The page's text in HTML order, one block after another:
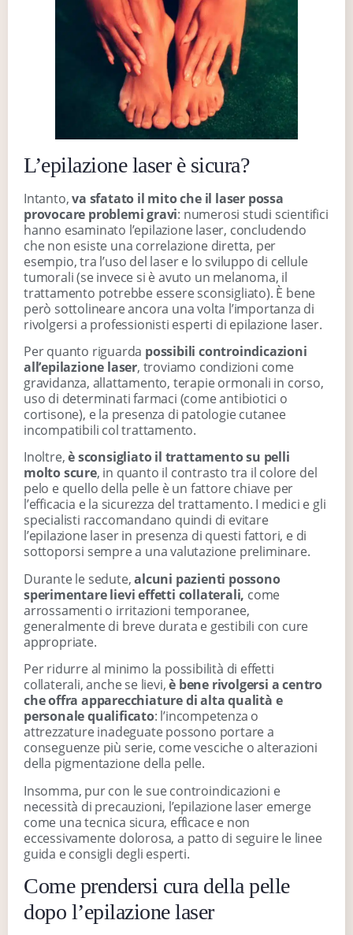
L’epilazione laser è sicura?
Intanto,va sfatato il mito che il laser possa
provocare problemi gravi: numerosi studi scientifici
hanno esaminato l’epilazione laser, concludendo
che non esiste una correlazione diretta, per
esempio, tra l’uso del laser e lo sviluppo di cellule
tumorali (se invece si è avuto un melanoma, il
trattamento potrebbe essere sconsigliato). È bene
però sottolineare ancora una volta l’importanza di
rivolgersi a professionisti esperti di epilazione laser.
Per quanto riguarda possibili controindicazioni
all’epilazione laser, troviamo condizioni come
gravidanza, allattamento, terapie ormonali in corso,
uso di determinati farmaci (come antibiotici o
cortisone), e la presenza di patologie cutanee
incompatibili col trattamento.
Inoltre,è sconsigliato il trattamento su pelli
molto scure, in quanto il contrasto tra il colore del
pelo e quello della pelle è un fattore chiave per
l’efficacia e la sicurezza del trattamento. I medici e gli
specialisti raccomandano quindi di evitare
l’epilazione laser in presenza di questi fattori, e di
sottoporsi sempre a una valutazione preliminare.
Durante le sedute,alcuni pazienti possono
sperimentare lievi effetti collaterali, come
arrossamenti o irritazioni temporanee,
generalmente di breve durata e gestibili con cure
appropriate.
Per ridurre al minimo la possibilità di effetti
collaterali, anche se lievi,è bene rivolgersi a centro
che offra apparecchiature di alta qualità e
personale qualificato: l’incompetenza o
attrezzature inadeguate possono portare a
conseguenze più serie, come vesciche o alterazioni
della pigmentazione della pelle.
Insomma, pur con le sue controindicazioni e
necessità di precauzioni, l’epilazione laser emerge
come una tecnica sicura, efficace e non
eccessivamente dolorosa, a patto di seguire le linee
guida e consigli degli esperti.
Come prendersi cura della pelle
dopo l’epilazione laser